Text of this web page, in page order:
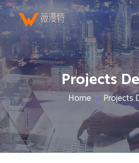
Projects
Home Projects